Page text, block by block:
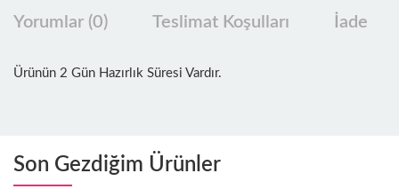
Yorumlar (0) Teslimat Koşulları İade
Ürünün 2 Gün Hazırlık Süresi Vardır.
Son Gezdiğim Ürünler